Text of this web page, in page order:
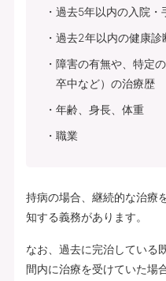
過去5年以内の入院・
過去2年以内の健康
障害の有無や、特定
卒中など）の治療歴
年齢、身長、体重
職業
持病の場合、継続的な治療
知する義務があります。
なお、過去に完治している
間内に治療を受けていた場